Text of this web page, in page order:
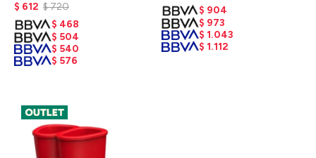
$ 612 $720
$ 468
$ 504
$ 540
$ 576
$ 904
$ 973
$ 1.043
$ 1.112